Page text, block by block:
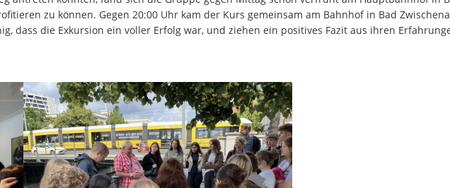
zu können. Gegen 20:00 Uhr kam der Kurs gemeinsam am Bahnhof in Bad
dass die Exkursion ein voller Erfolg war, und ziehen ein positives Fazit aus ihren